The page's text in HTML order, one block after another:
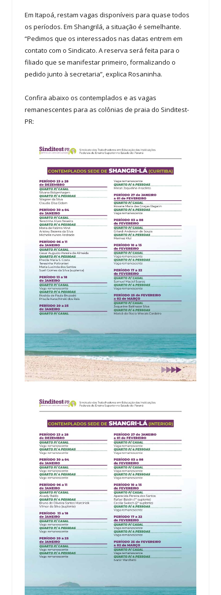
Em Itapoá, restam vagas disponíveis para quase todos
os períodos. Em Shangrilá, a situação é semelhante.
“Pedimos que os interessados nas datas entrem em
contato com o Sindicato. A reserva será feita para o
filiado que se manifestar primeiro, formalizando o
pedido junto à secretaria”, explica Rosaninha.
Confira abaixo os contemplados e as vagas
remanescentes para as colônias de praia do Sinditest-
PR: